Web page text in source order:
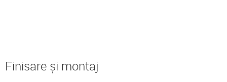
Finisare și montaj